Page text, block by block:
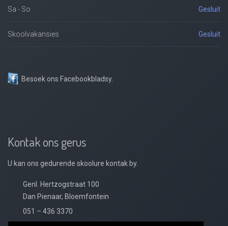
Sa - So Gesluit
Skoolvakansies Gesluit
Besoek ons Facebookbladsy.
Kontak ons gerus
U kan ons gedurende skoolure kontak by.
Genl. Hertzogstraat 100
Dan Pienaar, Bloemfontein
051 – 436 3370